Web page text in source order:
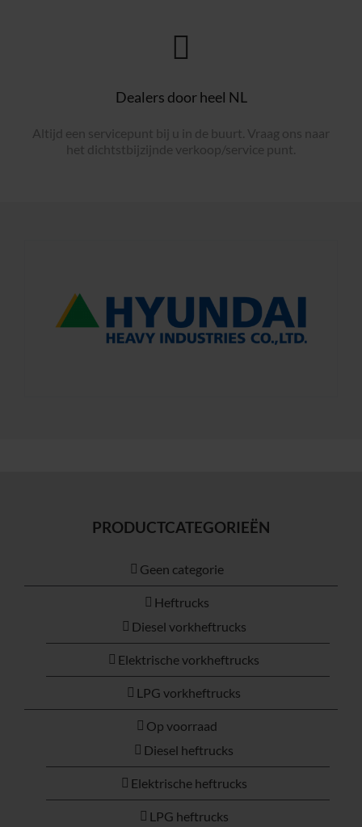
Dealers door heel NL
Altijd een servicepunt bij u in de buurt. Vraag ons naar
het dichtstbijzijnde verkoop/service punt.
PRODUCTCATEGORIEËN
Geen categorie
Heftrucks
Diesel vorkheftrucks
Elektrische vorkheftrucks
LPG vorkheftrucks
Op voorraad
Diesel heftrucks
Elektrische heftrucks
LPG heftrucks